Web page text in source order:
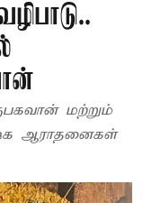
மற்றும்
ஆராதனைகள்